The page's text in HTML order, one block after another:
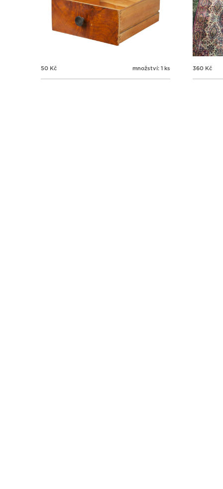
50 Kč množství: 1 ks 360 Kč